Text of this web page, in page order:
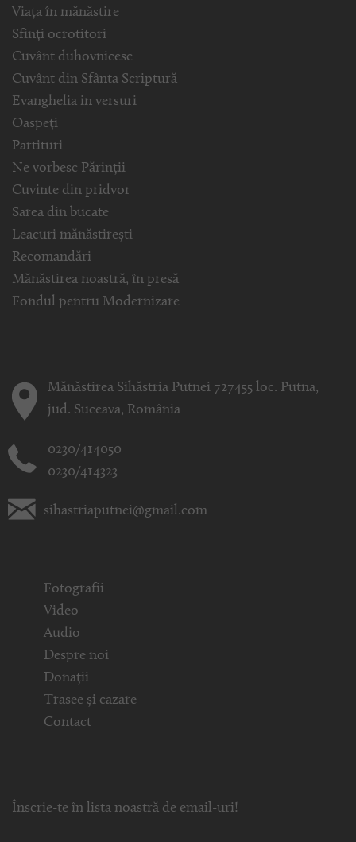
Viața în mănăstire
Sfinți ocrotitori
Cuvânt duhovnicesc
Cuvânt din Sfânta Scriptură
Evanghelia in versuri
Oaspeți
Partituri
Ne vorbesc Părinții
Cuvinte din pridvor
Sarea din bucate
Leacuri mănăstirești
Recomandări
Mănăstirea noastră, în presă
Fondul pentru Modernizare
Mănăstirea Sihăstria Putnei 727455 loc. Putna,
jud. Suceava, România
0230/414050
0230/414323
sihastriaputnei@gmail.com
Fotografii
Video
Audio
Despre noi
Donații
Trasee și cazare
Contact
Înscrie-te în lista noastră de email-uri!